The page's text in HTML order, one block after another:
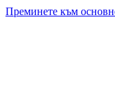
Преминете към